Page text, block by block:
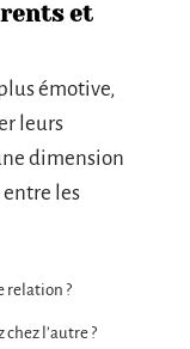
et
émotive,
leurs
dimension
les
relation ?
l’autre ?